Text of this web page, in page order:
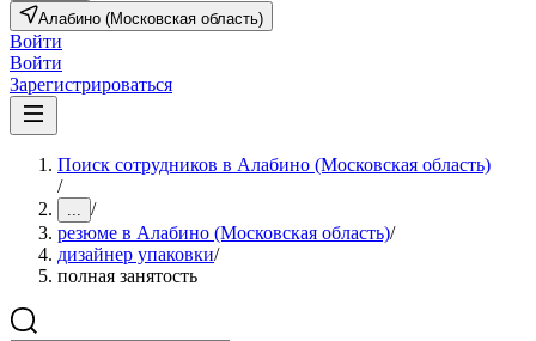
Алабино (Московская область)
Войти
Войти
Зарегистрироваться
Поиск сотрудников в Алабино (Московская область)
/
... /
резюме в Алабино (Московская область)/
дизайнер упаковки/
полная занятость